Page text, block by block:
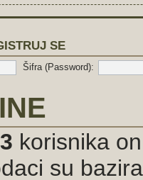
SE
Šifra (Password):
korisnika
su